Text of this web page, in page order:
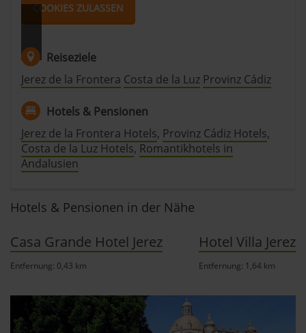
|
COOKIES ZULASSEN
Reiseziele
Jerez de la Frontera Costa de la Luz Provinz Cádiz
Hotels & Pensionen
Jerez de la Frontera Hotels, Provinz Cádiz Hotels,
Costa de la Luz Hotels, Romantikhotels in
Andalusien
Hotels & Pensionen in der Nähe
Casa Grande Hotel Jerez
Entfernung: 0,43 km
Hotel Villa Jerez
Entfernung: 1,64 km